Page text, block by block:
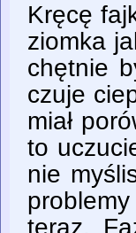
Kręcę
ziomka
chętnie
czuje
miał
to
nie